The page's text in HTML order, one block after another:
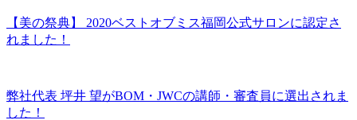
【美の祭典】 2020ベストオブミス福岡公式サロンに認定さ
れました！
弊社代表 坪井 望がBOM・JWCの講師・審査員に選出されま
した！